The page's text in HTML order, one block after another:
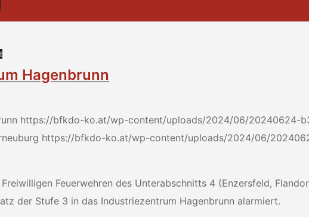
Hagenbrunn
https://bfkdo-ko.at/wp-content/uploads/2024/06/20240624-
https://bfkdo-ko.at/wp-content/uploads/2024/06/
Feuerwehren des Unterabschnitts 4 (Enzersfeld,
der Stufe 3 in das Industriezentrum Hagenbrunn alarmiert.